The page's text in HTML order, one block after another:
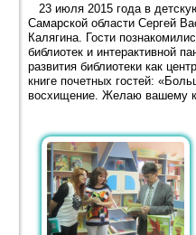
23 июля 2015 года в
Самарской области Сергей
Калягина. Гости
библиотек и интерактивной
развития библиотеки как
книге почетных гостей:
восхищение. Желаю вашему